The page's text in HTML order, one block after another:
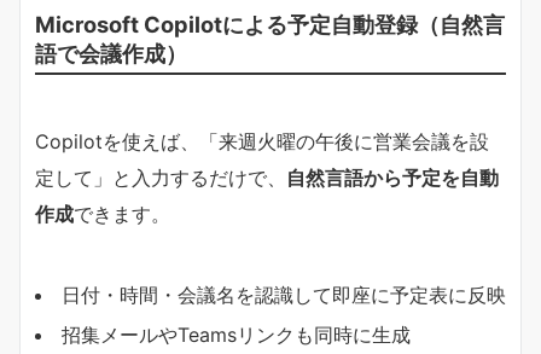
Microsoft Copilotによる予定自動登録（自然言
語で会議作成）
Copilotを使えば、「来週火曜の午後に営業会議を設
定して」と入力するだけで、 自然言語から予定を自動
作成できます。
日付・時間・会議名を認識して即座に予定表に反映
招集メールやTeamsリンクも同時に生成